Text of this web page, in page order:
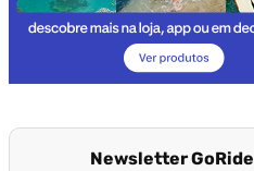
Newsletter GoRide